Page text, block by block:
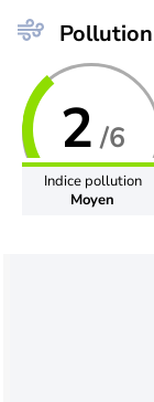
2 /6
Indice pollution
Moyen